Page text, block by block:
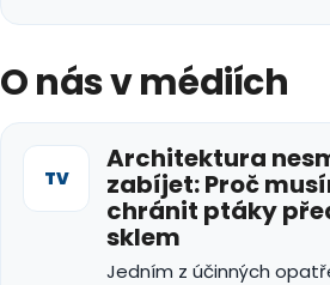
O nás v médiích
TV
Architektura
zabíjet: Proč
chránit ptáky
sklem
Jedním z účinných